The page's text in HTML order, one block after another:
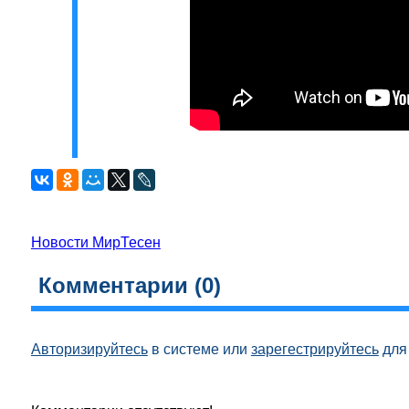
Новости МирТесен
Комментарии (0)
Авторизируйтесьв системе или зарегестрируйтесьдля